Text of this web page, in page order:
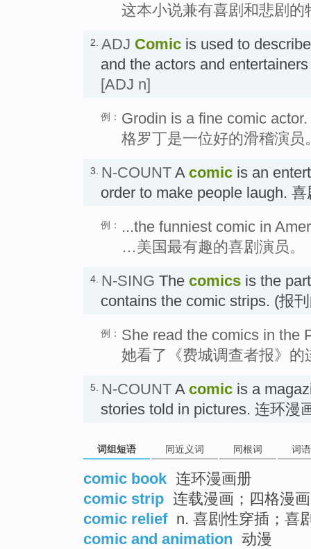
这本小说兼有喜剧和悲剧的
2. ADJ Comic is used to
and the actors and
[ADJ n]
例： Grodin is a fine comic actor.
格罗丁是一位好的滑稽演员
3. N-COUNT A comic is an
order to make people laugh.
例：
...the funniest comic in
…美国最有趣的喜剧演员。
4. N-SING The comics is the
contains the comic strips. (报
例： She read the comics in the
她看了《费城调查者报》的
5. N-COUNT A comic is a
stories told in pictures. 连环漫
词组短语 同近义词 同根词 词
comic book 连环漫画册
comic strip 连载漫画；四格漫画
comic relief n. 喜剧性穿插；喜
comic and animation 动漫